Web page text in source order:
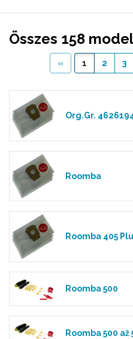
Összes 158
« 1 2 3
Org.Gr.
Roomba
Roomba 405
Roomba 500
Roomba 500 až